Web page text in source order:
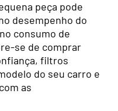
peça pode
desempenho do
consumo de
se de comprar
filtros
do seu carro e
as